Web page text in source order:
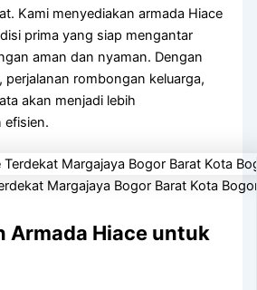
Kami menyediakan armada Hiace
prima yang siap mengantar
aman dan nyaman. Dengan
perjalanan rombongan keluarga,
akan menjadi lebih
efisien.
Margajaya Bogor Barat Kota
Armada Hiace untuk